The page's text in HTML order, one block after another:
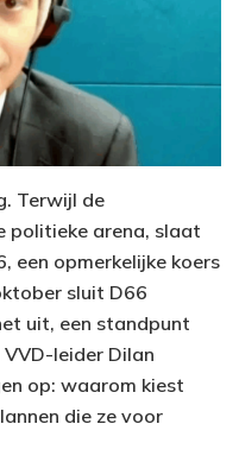
Terwijl de
politieke arena, slaat
een opmerkelijke koers
sluit D66
uit, een standpunt
leider Dilan
op: waarom kiest
die ze voor